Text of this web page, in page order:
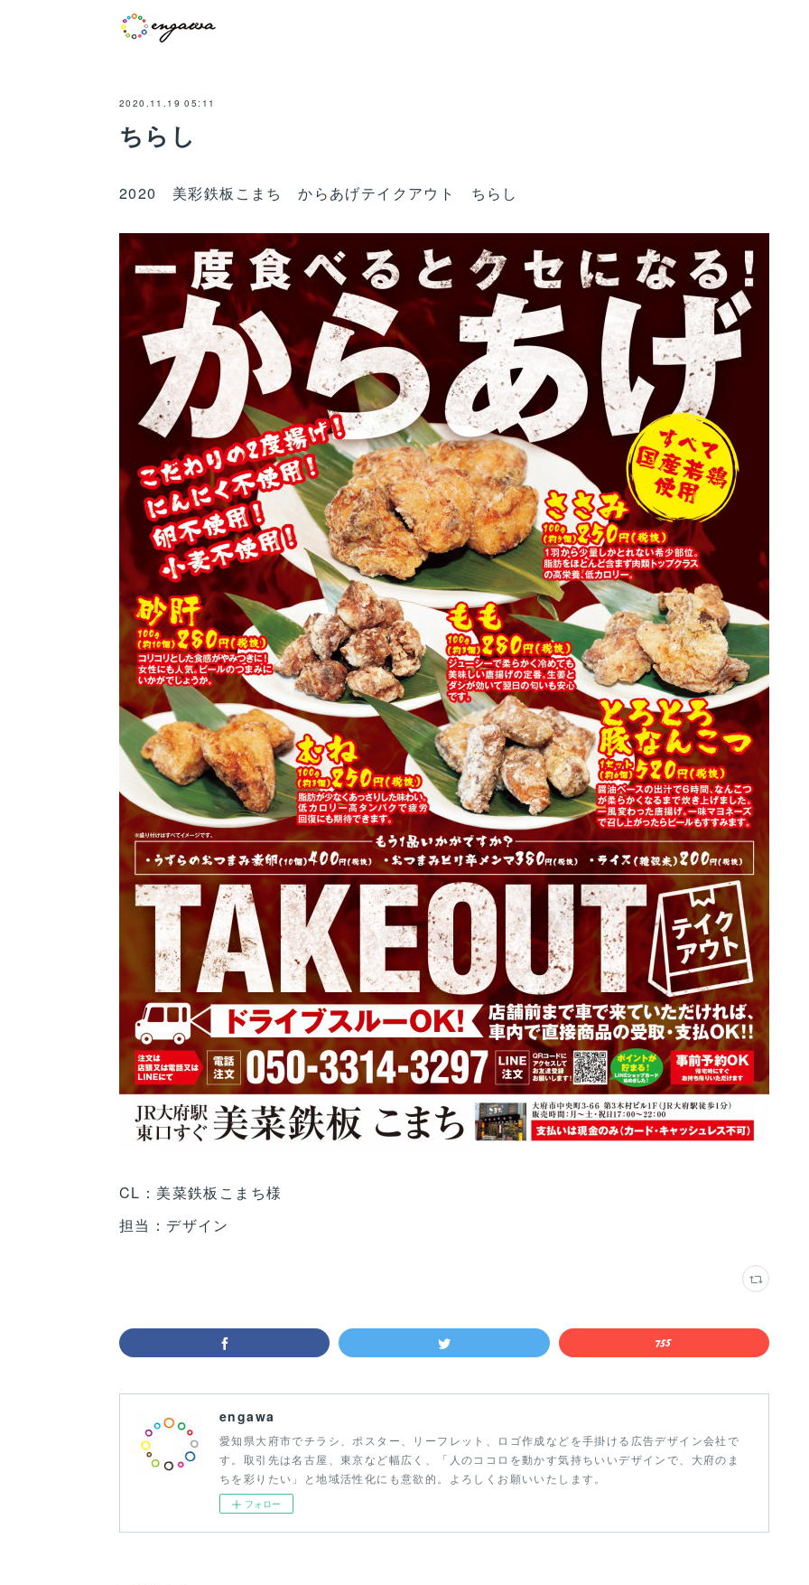
2020.11.19 05:11
ちらし
2020 美彩鉄板こまち からあげテイクアウト ちらし
CL：美菜鉄板こまち様
担当：デザイン
engawa
愛知県大府市でチラシ、ポスター、リーフレット、ロゴ作成などを手掛ける広告デザイン会社で
す。取引先は名古屋、東京など幅広く、「人のココロを動かす気持ちいいデザインで、大府のま
ちを彩りたい」と地域活性化にも意欲的。よろしくお願いいたします。
フォロー